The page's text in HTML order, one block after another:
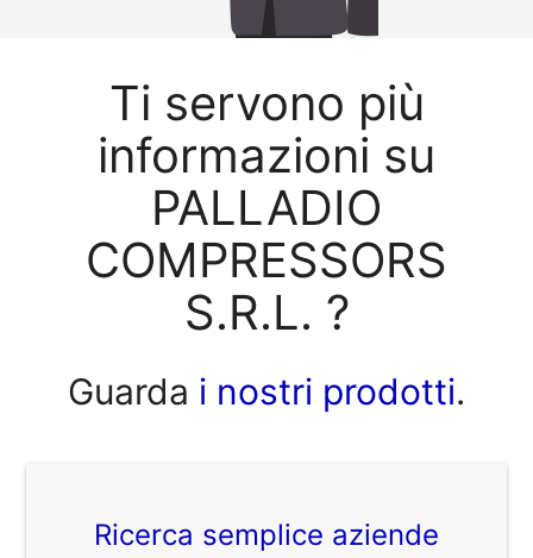
Ti servono più
informazioni su
PALLADIO
COMPRESSORS
S.R.L. ?
Guarda i nostri prodotti.
Ricerca semplice aziende